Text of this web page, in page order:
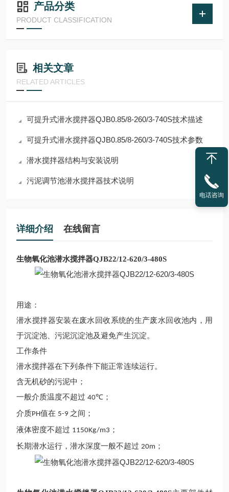
产品分类
PRODUCT CLASSIFICATION
相关文章
RELATED ARTICLES
可提升式潜水搅拌器QJB0.85/8-260/3-740S技术描述
可提升式潜水搅拌器QJB0.85/8-260/3-740S技术参数
潜水搅拌器结构与安装说明
污泥调节池潜水搅拌器技术说明
详细介绍 在线留言
生物氧化池潜水搅拌器QJB22/12-620/3-480S
用途 ：
潜水搅拌器安装在废水回收系统的生产废水回收池内，用
于沉淀池
污泥沉淀池及避免产生沉淀。
工作条件
潜水搅拌器在下列条件下能正常连续运行。
含无机砂的污泥中；
一般介质温度不超过 40℃；
介质PH值在 5-9 之间；
液体密度不超过 1150Kg/m3 ；
长期潜水运行，潜水深度一般不超过 20m ；
电话咨询